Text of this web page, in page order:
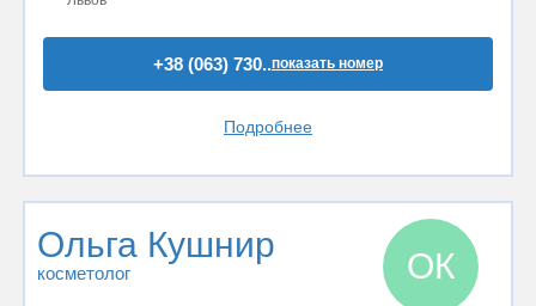
+38 (063) 730..показать номер
Подробнее
Ольга Кушнир
косметолог ОК